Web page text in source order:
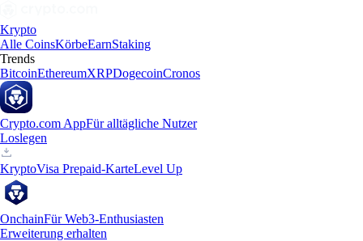
Krypto
Alle CoinsKörbeEarnStaking
Trends
BitcoinEthereumXRPDogecoinCronos
Crypto.com AppFür alltägliche Nutzer
Loslegen
KryptoVisa Prepaid-KarteLevel Up
OnchainFür Web3-Enthusiasten
Erweiterung erhalten